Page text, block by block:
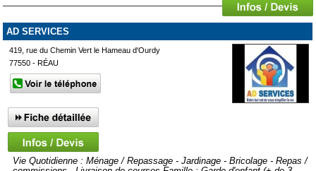
AD SERVICES
419, rue du Chemin Vert le Hameau d'Ourdy
77550 - RÉAU
Vie Quotidienne : Ménage / Repassage - Jardinage - Bricolage - Repas /